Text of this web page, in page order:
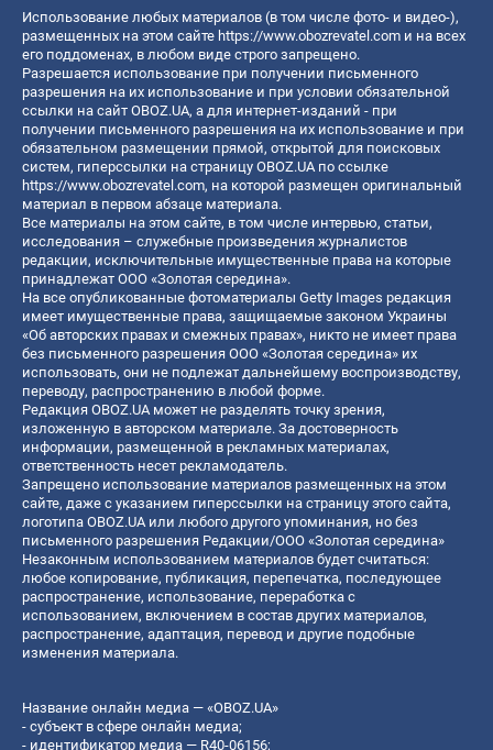
Использование любых материалов (в том числе фото- и видео-),
размещенных на этом сайте https://www.obozrevatel.com и на всех
его поддоменах, в любом виде строго запрещено.
Разрешается использование при получении письменного
разрешения на их использование и при условии обязательной
ссылки на сайт OBOZ.UA, а для интернет-изданий - при
получении письменного разрешения на их использование и при
обязательном размещении прямой, открытой для поисковых
систем, гиперссылки на страницу OBOZ.UA по ссылке
https://www.obozrevatel.com, на которой размещен оригинальный
материал в первом абзаце материала.
Все материалы на этом сайте, в том числе интервью, статьи,
исследования – служебные произведения журналистов
редакции, исключительные имущественные права на которые
принадлежат ООО «Золотая середина».
На все опубликованные фотоматериалы Getty Images редакция
имеет имущественные права, защищаемые законом Украины
«Об авторских правах и смежных правах», никто не имеет права
без письменного разрешения ООО «Золотая середина» их
использовать, они не подлежат дальнейшему воспроизводству,
переводу, распространению в любой форме.
Редакция OBOZ.UA может не разделять точку зрения,
изложенную в авторском материале. За достоверность
информации, размещенной в рекламных материалах,
ответственность несет рекламодатель.
Запрещено использование материалов размещенных на этом
сайте, даже с указанием гиперссылки на страницу этого сайта,
логотипа OBOZ.UA или любого другого упоминания, но без
письменного разрешения Редакции/ООО «Золотая середина»
Незаконным использованием материалов будет считаться:
любое копирование, публикация, перепечатка, последующее
распространение, использование, переработка с
использованием, включением в состав других материалов,
распространение, адаптация, перевод и другие подобные
изменения материала.
Название онлайн медиа — «OBOZ.UA»
- субъект в сфере онлайн медиа;
- идентификатор медиа — R40-06156;